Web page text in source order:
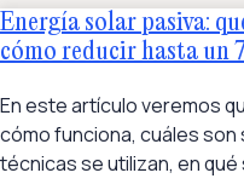
Energía solar pasiva:
cómo reducir hasta un
En este artículo veremos
cómo funciona, cuáles
técnicas se utilizan, en